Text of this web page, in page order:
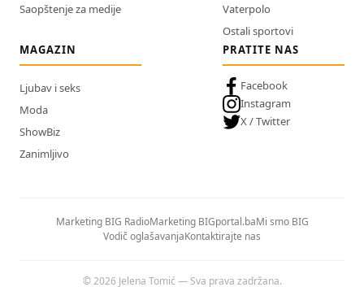
Saopštenje za medije
Vaterpolo
Ostali sportovi
MAGAZIN
Ljubav i seks
Moda
ShowBiz
Zanimljivo
PRATITE NAS
Facebook
Instagram
X / Twitter
Marketing BIG RadioMarketing BIGportal.baMi smo BIG
Vodič oglašavanjaKontaktirajte nas
© 2026 Jelena Tomić — Sva prava zadržana.